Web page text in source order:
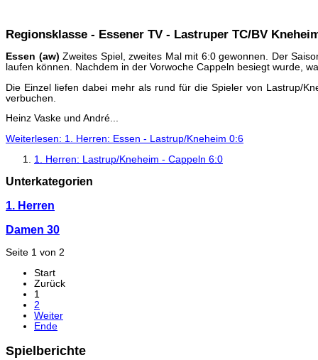
Regionsklasse - Essener TV - Lastruper TC/BV
Essen (aw)Zweites Spiel, zweites Mal mit 6:0 gewonnen. Der
laufen können. Nachdem in der Vorwoche Cappeln besiegt wurde,
Die Einzel liefen dabei mehr als rund für die Spieler von Lastrup/
verbuchen.
Heinz Vaske und André...
Weiterlesen: 1. Herren: Essen - Lastrup/Kneheim 0:6
1. Herren: Lastrup/Kneheim - Cappeln 6:0
Unterkategorien
1. Herren
Damen 30
Seite 1 von 2
Start
Zurück
1
2
Weiter
Ende
Spielberichte